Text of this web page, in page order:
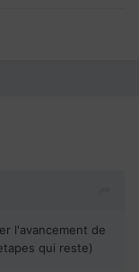
l'avancement de
qui reste)